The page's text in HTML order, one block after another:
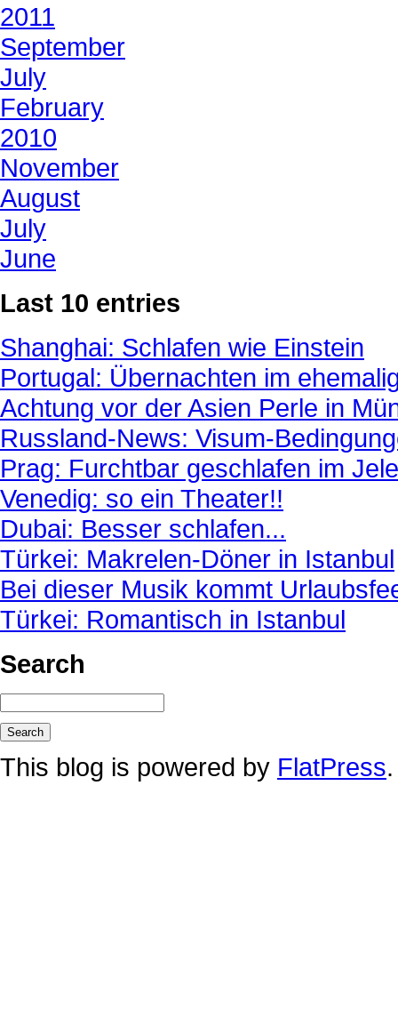
2011
September
July
February
2010
November
August
July
June
Last 10 entries
Shanghai: Schlafen wie Einstein
Portugal: Übernachten im
Achtung vor der Asien Perle in
Russland-News: Visum-
Prag: Furchtbar geschlafen im
Venedig: so ein Theater!!
Dubai: Besser schlafen...
Türkei: Makrelen-Döner in Istanbul
Bei dieser Musik kommt
Türkei: Romantisch in Istanbul
Search
This blog is powered by FlatPress.